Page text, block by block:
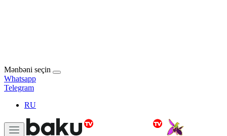
Mənbəni seçin
Whatsapp
Telegram
RU